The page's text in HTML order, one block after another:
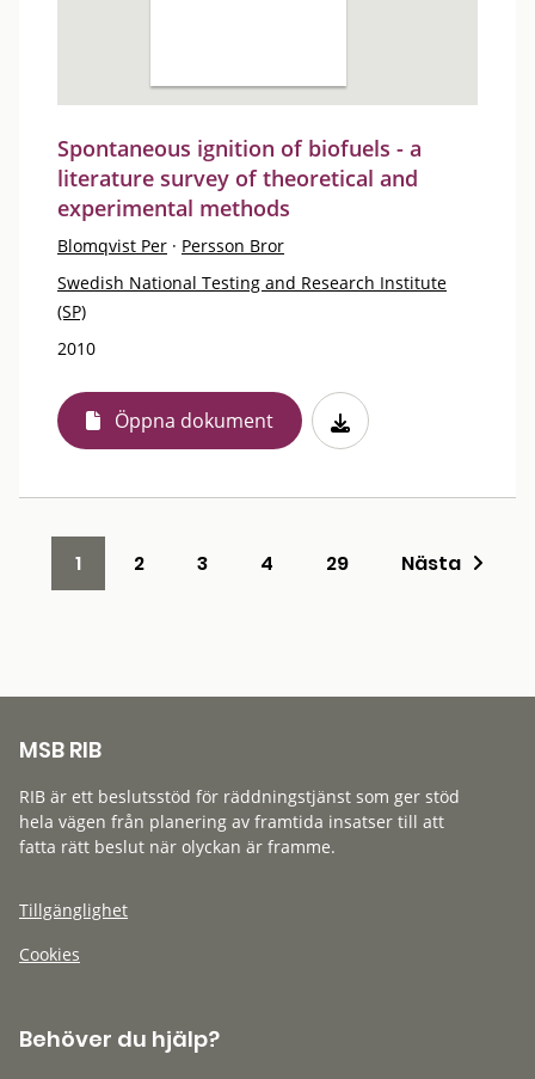
Spontaneous ignition of biofuels - a
literature survey of theoretical and
experimental methods
Blomqvist Per · Persson Bror
Swedish National Testing and Research Institute
(SP)
2010
Öppna dokument
1 2 3 4 29 Nästa
MSB RIB
RIB är ett beslutsstöd för räddningstjänst som ger stöd
hela vägen från planering av framtida insatser till att
fatta rätt beslut när olyckan är framme.
Tillgänglighet
Cookies
Behöver du hjälp?